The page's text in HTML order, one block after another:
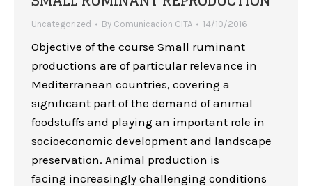
Uncategorized By Comunicacion CITA 14/10/2016
Objective of the course Small ruminant
productions are of particular relevance in
Mediterranean countries, covering a
significant part of the demand of animal
foodstuffs and playing an important role in
socioeconomic development and landscape
preservation. Animal production is
facing increasingly challenging conditions